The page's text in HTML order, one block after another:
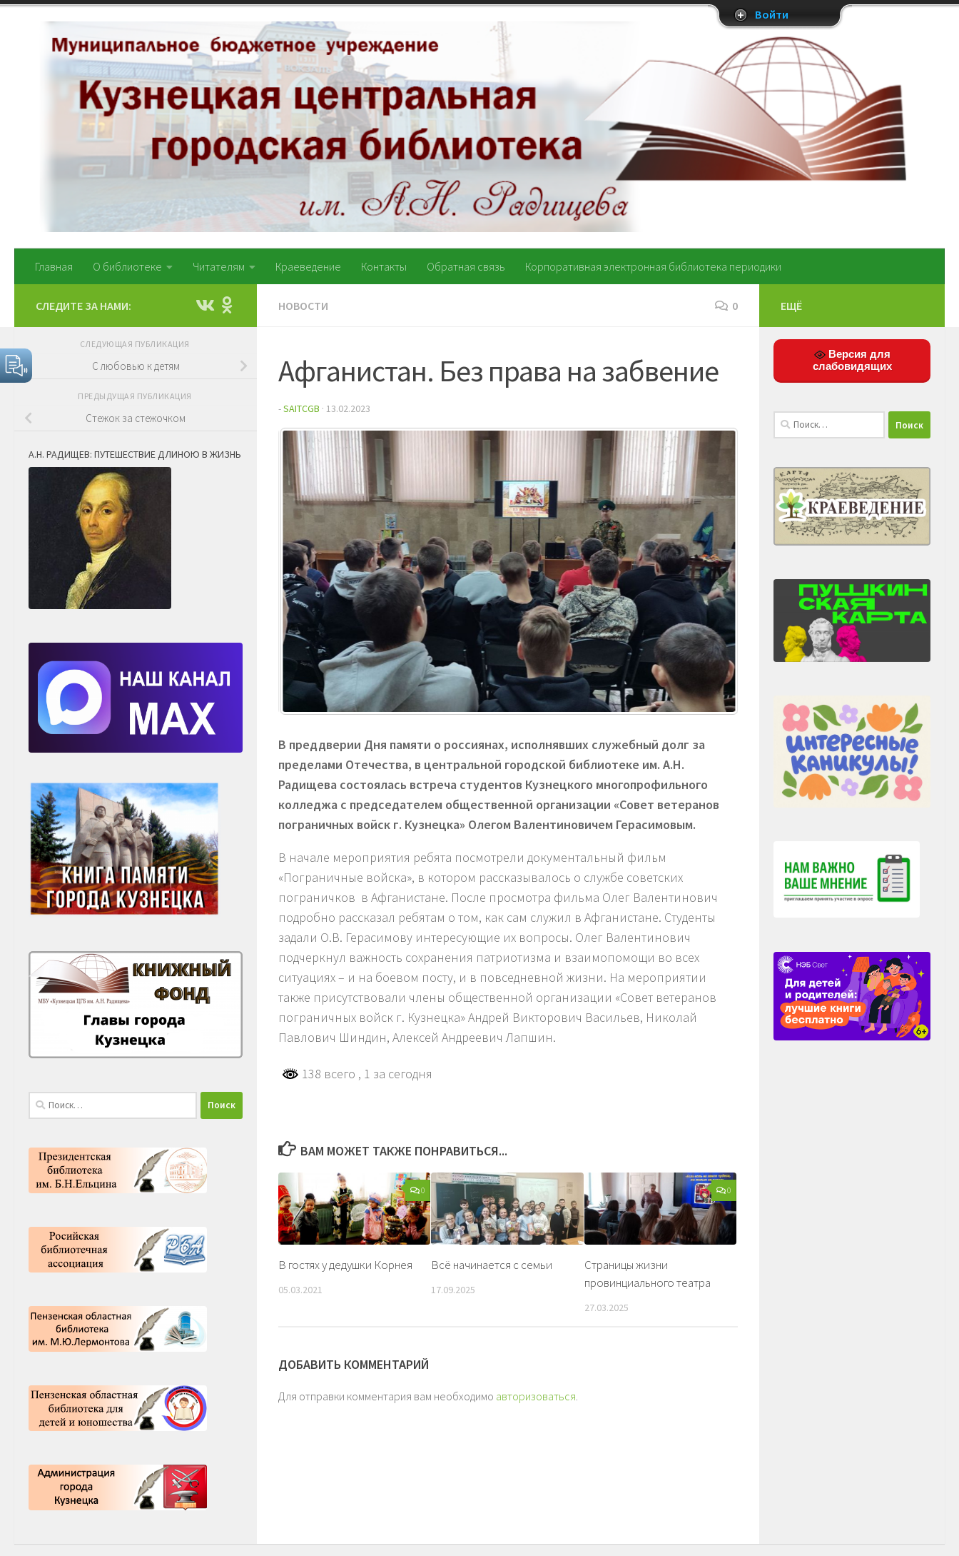
Перейти к содержимому
Главная О библиотеке Читателям Краеведение Контакты Обратная связь Корпоративная электронная библиотека периодики
НОВОСТИ 0
Афганистан. Без права на забвение
-SAITCGB · 13.02.2023
В преддверии Дня памяти о россиянах, исполнявших служебный долг за
пределами Отечества, в центральной городской библиотеке им. А.Н.
Радищева состоялась встреча студентов Кузнецкого многопрофильного
колледжа с председателем общественной организации «Совет ветеранов
пограничных войск г. Кузнецка» Олегом Валентиновичем Герасимовым.
В начале мероприятия ребята посмотрели документальный фильм
«Пограничные войска», в котором рассказывалось о службе советских
пограничков в Афганистане. После просмотра фильма Олег Валентинович
подробно рассказал ребятам о том, как сам служил в Афганистане. Студенты
задали О.В. Герасимову интересующие их вопросы. Олег Валентинович
подчеркнул важность сохранения патриотизма и взаимопомощи во всех
ситуациях – и на боевом посту, и в повседневной жизни. На мероприятии
также присутствовали члены общественной организации «Совет ветеранов
пограничных войск г. Кузнецка» Андрей Викторович Васильев, Николай
Павлович Шиндин, Алексей Андреевич Лапшин.
138 всего , 1 за сегодня
ВАМ МОЖЕТ ТАКЖЕ ПОНРАВИТЬСЯ...
0
В гостях у дедушки Корнея
05.03.2021
Всё начинается с семьи
17.09.2025
0
Страницы жизни
провинциального театра
27.03.2025
ДОБАВИТЬ КОММЕНТАРИЙ
Для отправки комментария вам необходимо авторизоваться
СЛЕДИТЕ ЗА НАМИ:
СЛЕДУЮЩАЯ ПУБЛИКАЦИЯ
С любовью к детям
ПРЕДЫДУЩАЯ ПУБЛИКАЦИЯ
Стежок за стежочком
А.Н. РАДИЩЕВ: ПУТЕШЕСТВИЕ ДЛИНОЮ В ЖИЗНЬ
Найти:
ЕЩЁ
Версия для
слабовидящих
Найти:
Войти